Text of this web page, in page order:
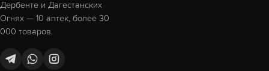
Дербенте и Дагестанских
Огнях — 10 аптек, более 30
000 товаров.